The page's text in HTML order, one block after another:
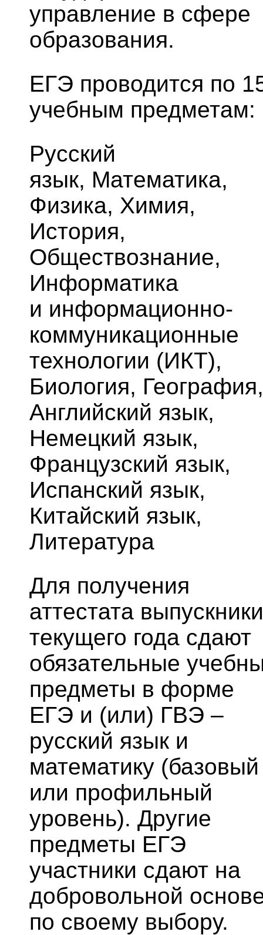
управление в сфере
образования.
ЕГЭ проводится по
учебным предметам:
Русский
язык, Математика,
Физика, Химия,
История,
Обществознание,
Информатика
и информационно-
коммуникационные
технологии (ИКТ),
Биология, География,
Английский язык,
Немецкий язык,
Французский язык,
Испанский язык,
Китайский язык,
Литература
Для получения
аттестата выпускники
текущего года сдают
обязательные
предметы в форме
ЕГЭ и (или) ГВЭ –
русский язык и
математику (базовый
или профильный
уровень). Другие
предметы ЕГЭ
участники сдают на
добровольной
по своему выбору.